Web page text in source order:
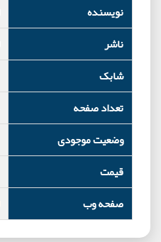
نویسنده
ناشر
شابک
تعداد صفحه
وضعیت موجودی
قیمت
صفحه وب